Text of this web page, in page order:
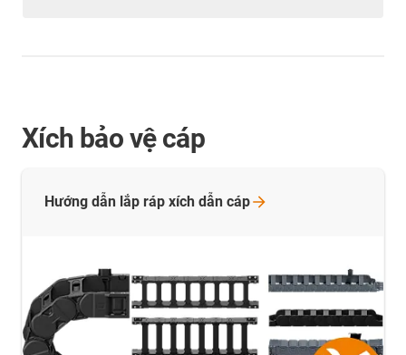
Xích bảo vệ cáp
Hướng dẫn lắp ráp xích dẫn cáp